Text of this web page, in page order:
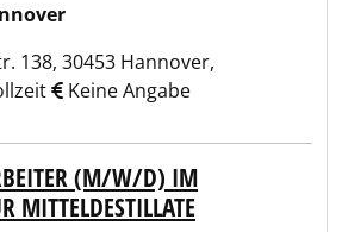
138, 30453 Hannover,
Keine Angabe
(M/W/D) IM
MITTELDESTILLATE